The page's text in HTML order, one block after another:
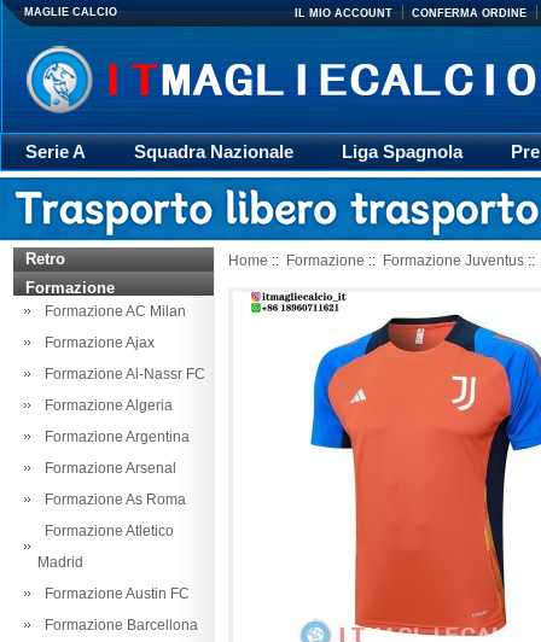
MAGLIE CALCIO IL MIO ACCOUNT CONFERMA ORDINE
Serie A Squadra Nazionale Liga Spagnola
Giacca
Rugby trasporto Retro
Retro
Formazione
Formazione AC Milan
Formazione Ajax
Formazione Al-Nassr FC
Formazione Algeria
Formazione Argentina
Formazione Arsenal
Formazione As Roma
Formazione Atletico
Madrid
Formazione Austin FC
Formazione Barcellona
Home :: Formazione :: Formazione Juventus ::